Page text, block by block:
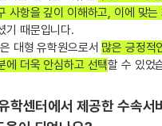
사항을 깊이 이해하고, 이에 맞는
기 때문입니다.
대형 유학원으로서 많은 긍정적
에 더욱 안심하고 선택할 수 있었
학센터에서 제공한 수속서